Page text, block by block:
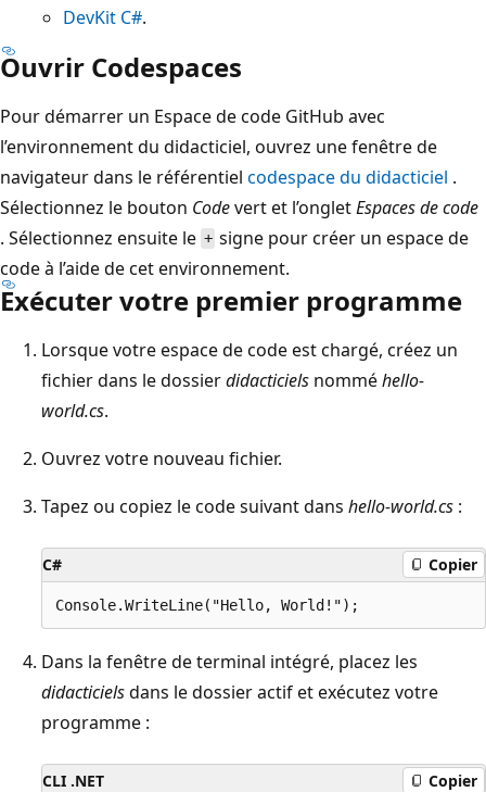
DevKit C#.
Ouvrir Codespaces
Pour démarrer un Espace de code GitHub avec
l’environnement du didacticiel, ouvrez une fenêtre de
navigateur dans le référentiel codespace du didacticiel .
Sélectionnez le bouton Codevert et l’ongletEspaces de code
. Sélectionnez ensuite le + signe pour créer un espace de
code à l’aide de cet environnement.
Exécuter votre premier programme
Lorsque votre espace de code est chargé, créez un
fichier dans le dossierdidacticiels nomméhello-
world.cs.
Ouvrez votre nouveau fichier.
Tapez ou copiez le code suivant dans hello-world.cs :
C# Copier
Dans la fenêtre de terminal intégré, placez les
didacticielsdans le dossier actif et exécutez votre
programme :
CLI .NET Copier